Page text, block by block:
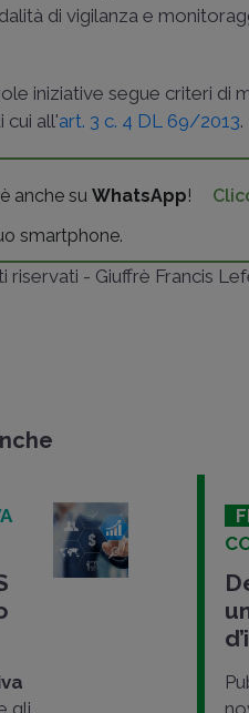
di vigilanza e
iniziative segue criteri di
cui all'art. 3 c. 4 DL 69/2013.
è anche suWhatsApp!
smartphone.
- Giuffrè Francis
gli